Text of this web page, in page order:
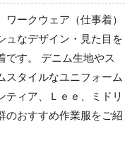
ャツ
ークウェア（仕事着）
ュなデザイン・見た目を
です。 デニム生地やス
スタイルなユニフォーム
ティア、Ｌｅｅ、ミドリ
のおすすめ作業服をご紹